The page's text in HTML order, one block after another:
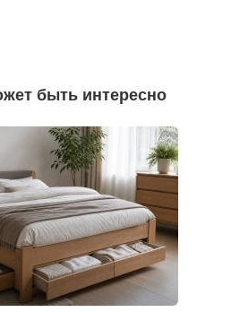
быть интересно